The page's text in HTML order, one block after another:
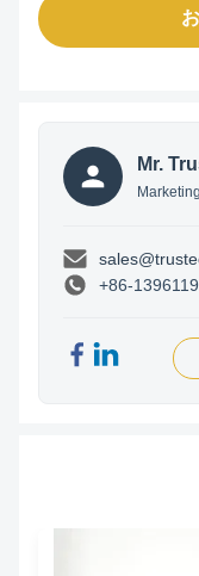
Mr.
Marketing
+86-